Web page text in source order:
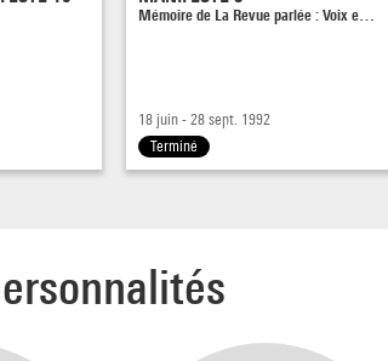
Mémoire de La Revue parlée : Voix e…
18 juin - 28 sept. 1992
Terminé